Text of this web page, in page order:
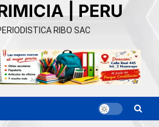
| PERU
RIBO SAC